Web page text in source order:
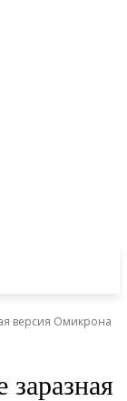
версия Омикрона